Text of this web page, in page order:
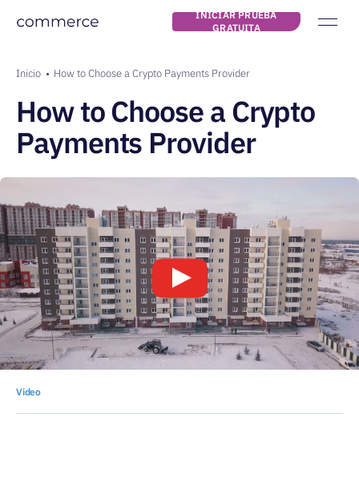
Tarifas
Blog
INICIAR
SESIÓN
INICIAR PRUEBA
GRATUITA
Ruta de navegación
Inicio How to Choose a Crypto Payments Provider
How to Choose a Crypto
Payments Provider
Video